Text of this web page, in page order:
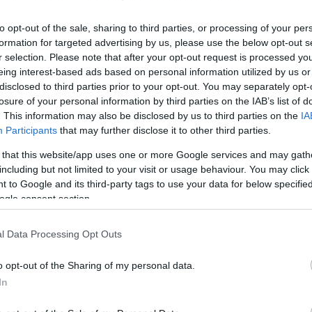
opt-out of the sale, sharing to third parties, or processing of your
for targeted advertising by us, please use the below opt-out
selection. Please note that after your opt-out request is processed
interest-based ads based on personal information utilized by us
to third parties prior to your opt-out. You may separately
of your personal information by third parties on the IAB’s list of
This information may also be disclosed by us to third parties on the
Participants that may further disclose it to other third parties.
that this website/app uses one or more Google services and may
but not limited to your visit or usage behaviour. You may
to Google and its third-party tags to use your data for below
consent section.
Data Processing Opt Outs
opt-out of the Sharing of my personal data.
10 óra körül több mint 5 ezer egri
fűtés nélkül. A gyanú szerint egy sérült
Távhő Zrt. kazánjai. A városi tévé szerint
a hibát majd az áramszolgáltatót is
gyanakodtak. A probléma gyors
a helyszínen, melynek segítségével